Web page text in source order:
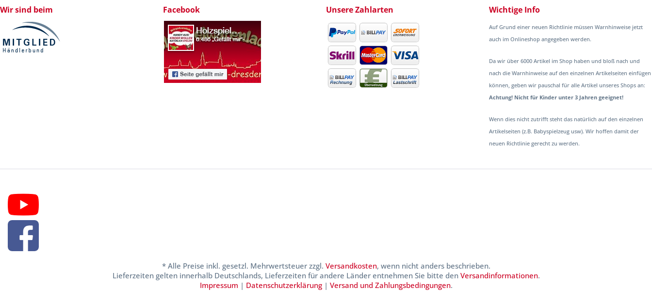
Wir sind beim Facebook Unsere Zahlarten Wichtige Info
Auf Grund einer neuen Richtlinie müssen Warnhinweise jetzt
auch im Onlineshop angegeben werden.
Da wir über 6000 Artikel im Shop haben und bloß nach und
nach die Warnhinweise auf den einzelnen Artikelseiten einfügen
können, geben wir pauschal für alle Artikel unseres Shops an:
Achtung! Nicht für Kinder unter 3 Jahren geeignet!
Wenn dies nicht zutrifft steht das natürlich auf den einzelnen
Artikelseiten (z.B. Babyspielzeug usw). Wir hoffen damit der
neuen Richtlinie gerecht zu werden.
* Alle Preise inkl. gesetzl. Mehrwertsteuer zzgl. Versandkosten, wenn nicht anders beschrieben.
Lieferzeiten gelten innerhalb Deutschlands, Lieferzeiten für andere Länder entnehmen Sie bitte den Versandinformationen.
Impressum | Datenschutzerklärung| Versand und Zahlungsbedingungen.